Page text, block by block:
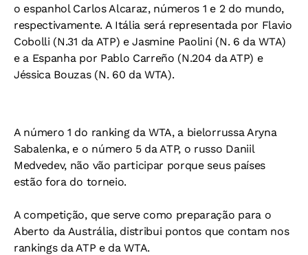
o espanhol Carlos Alcaraz, números 1 e 2 do mundo,
respectivamente. A Itália será representada por Flavio
Cobolli (N.31 da ATP) e Jasmine Paolini (N. 6 da WTA)
e a Espanha por Pablo Carreño (N.204 da ATP) e
Jéssica Bouzas (N. 60 da WTA).
A número 1 do ranking da WTA, a bielorrussa Aryna
Sabalenka, e o número 5 da ATP, o russo Daniil
Medvedev, não vão participar porque seus países
estão fora do torneio.
A competição, que serve como preparação para o
Aberto da Austrália, distribui pontos que contam nos
rankings da ATP e da WTA.